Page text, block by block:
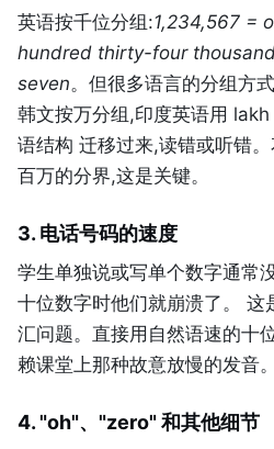
英语按千位分组:1,234,567 =
hundred thirty-four
seven。但很多语言的分组方
韩文按万分组,印度英语用
语结构 迁移过来,读错或听错
百万的分界,这是关键。
3. 电话号码的速度
学生单独说或写单个数字通常
十位数字时他们就崩溃了。 这
汇问题。直接用自然语速的十
赖课堂上那种故意放慢的发音。
4. "oh"、"zero" 和其他细节